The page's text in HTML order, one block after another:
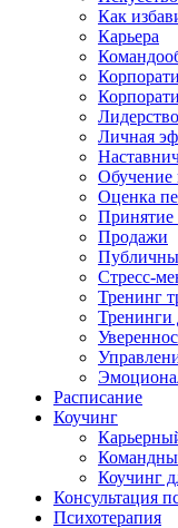
Как
Карьера
Лидерство
Личная
Обучение
Оценка
Продажи
Стресс-
Тренинг
Тренинги
Расписание
Коучинг
Коучинг
Консультация
Психотерапия